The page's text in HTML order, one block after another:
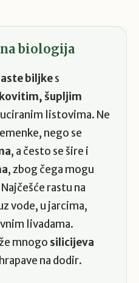
biologija
biljkes
šupljim
listovima. Ne
nego se
, a često se šire i
, zbog čega mogu
rastu na
vode, u jarcima,
livadama.
mnogo silicijeva
na dodir.